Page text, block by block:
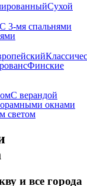
Сухой
С 3-мя спальнями
Финские
С верандой
окнами
светом
и все города